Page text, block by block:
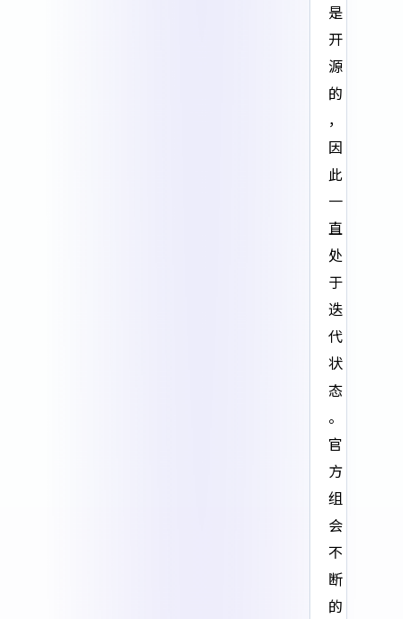
是
开
源
的
，
因
此
一
直
处
于
迭
代
状
态
。
官
方
组
会
不
断
的